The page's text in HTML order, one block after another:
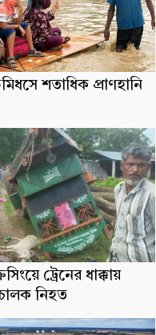
শতাধিক প্রাণহানি
ট্রেনের ধাক্কায়
নিহত